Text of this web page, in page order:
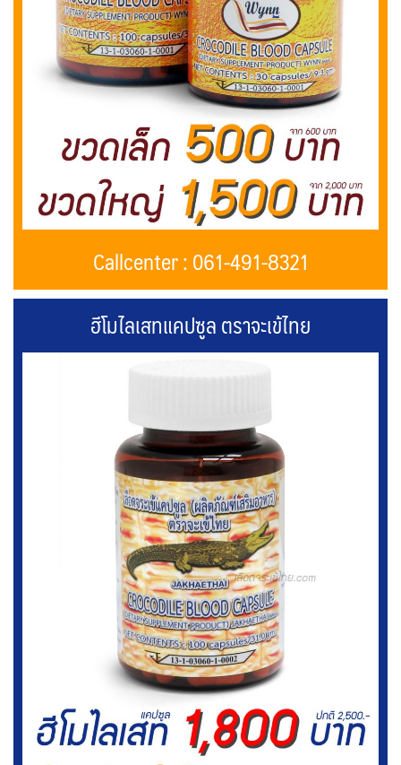
Callcenter : 061-491-8321
ฮีโมไลเสทแคปซูล ตราจะเข้ไทย